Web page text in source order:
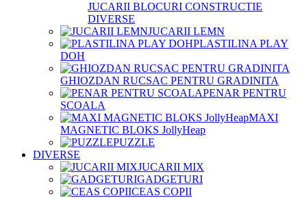
JUCARII BLOCURI CONSTRUCTIE
DIVERSE
JUCARII LEMN
PLASTILINA PLAY
DOH
GHIOZDAN RUCSAC PENTRU GRADINITA
PENAR PENTRU
SCOALA
MAXI
MAGNETIC BLOKS JollyHeap
PUZZLE
DIVERSE
JUCARII MIX
GADGETURI
CEAS COPII